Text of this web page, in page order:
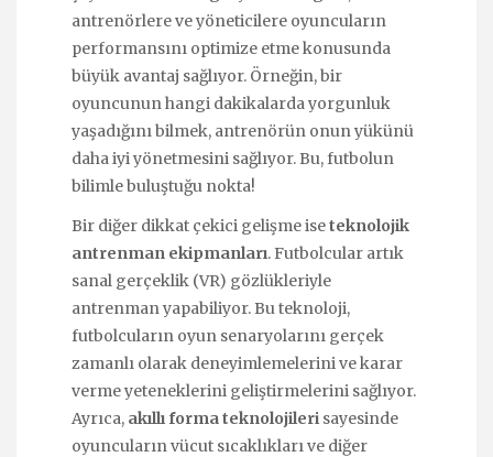
antrenörlere ve yöneticilere oyuncuların
performansını optimize etme konusunda
büyük avantaj sağlıyor. Örneğin, bir
oyuncunun hangi dakikalarda yorgunluk
yaşadığını bilmek, antrenörün onun yükünü
daha iyi yönetmesini sağlıyor. Bu, futbolun
bilimle buluştuğu nokta!
Bir diğer dikkat çekici gelişme iseteknolojik
antrenman ekipmanları. Futbolcular artık
sanal gerçeklik (VR) gözlükleriyle
antrenman yapabiliyor. Bu teknoloji,
futbolcuların oyun senaryolarını gerçek
zamanlı olarak deneyimlemelerini ve karar
verme yeteneklerini geliştirmelerini sağlıyor.
Ayrıca, akıllı forma teknolojileri sayesinde
oyuncuların vücut sıcaklıkları ve diğer